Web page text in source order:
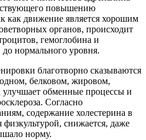
повышению
как движение является хорошим
органов, происходит
гемоглобина и
нормального уровня.
благотворно сказываются
белковом, жировом,
обменные процессы и
Согласно
содержание холестерина в
снижается, даже
норму.